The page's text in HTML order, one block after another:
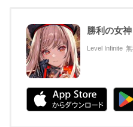
勝利の女
Level Infinite